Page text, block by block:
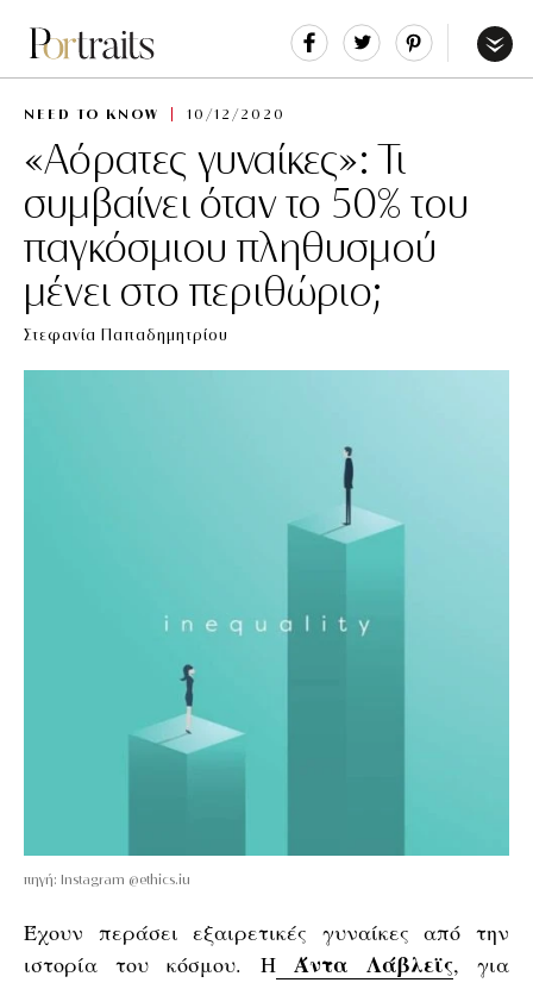
Share Tweet
NEED TO KNOW 10/12/2020
«Αόρατες γυναίκες»: Τι
συμβαίνει όταν το 50% του
παγκόσμιου πληθυσμού
μένει στο περιθώριο;
Στεφανία Παπαδημητρίου
πηγή: Instagram @ethics.iu
Έχουν περάσει εξαιρετικές γυναίκες από την
ιστορία του κόσμου. ΗΆντα Λάβλεϊς, για